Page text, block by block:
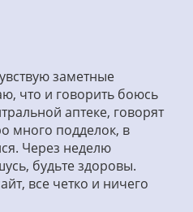
заметные
что и говорить боюсь
аптеке, говорят
много подделок, в
Через неделю
будьте здоровы.
все четко и ничего